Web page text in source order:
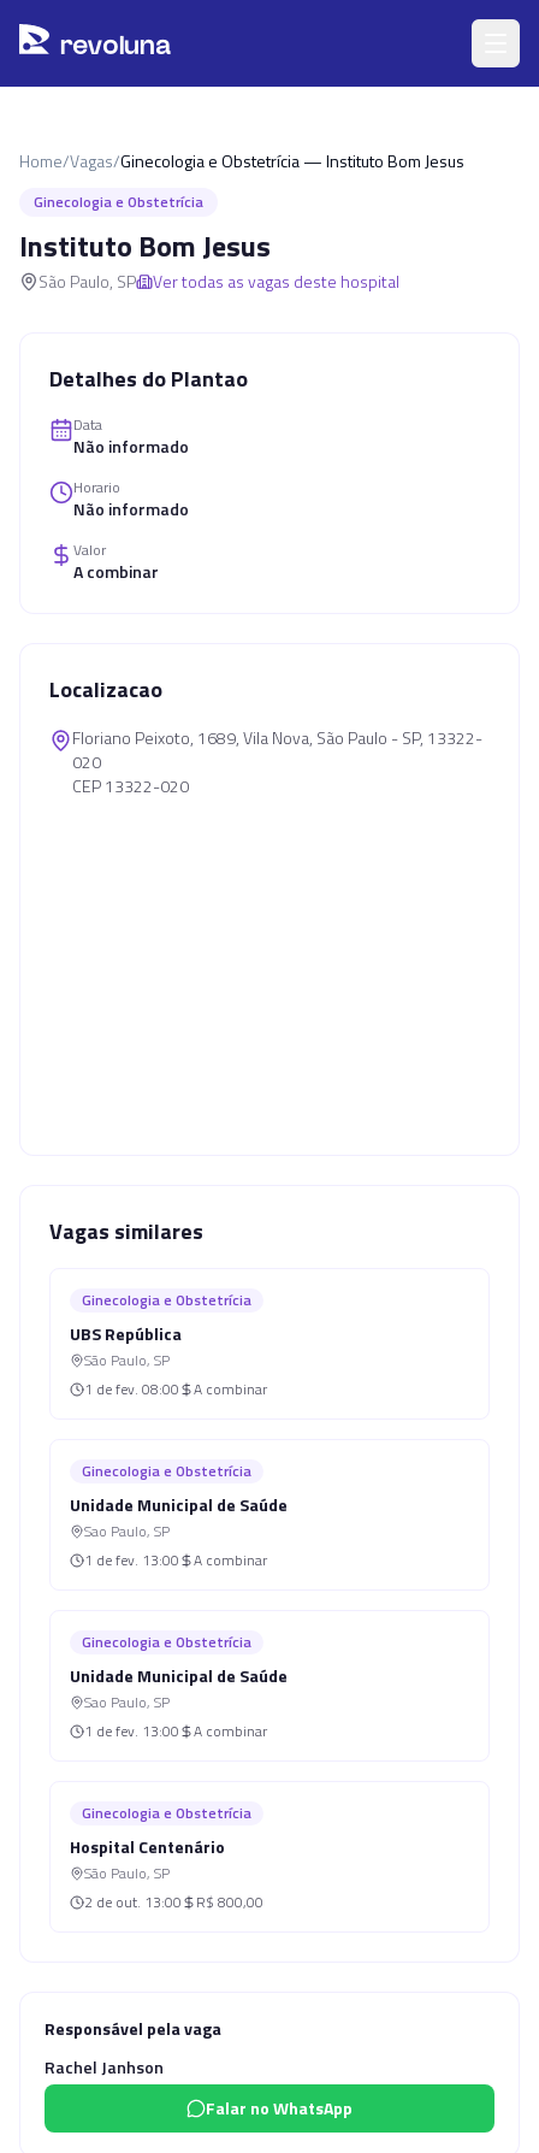
revoluna
Home/Vagas/Ginecologia e Obstetrícia — Instituto Bom Jesus
Ginecologia e Obstetrícia
Instituto Bom Jesus
São Paulo, SP Ver todas as vagas deste hospital
Detalhes do Plantao
Data
Não informado
Horario
Não informado
Valor
A combinar
Localizacao
Floriano Peixoto, 1689, Vila Nova, São Paulo - SP, 13322-
020
CEP 13322-020
Vagas similares
Ginecologia e Obstetrícia
UBS República
São Paulo, SP
1 de fev. 08:00 A combinar
Ginecologia e Obstetrícia
Unidade Municipal de Saúde
Sao Paulo, SP
1 de fev. 13:00 A combinar
Ginecologia e Obstetrícia
Unidade Municipal de Saúde
Sao Paulo, SP
1 de fev. 13:00 A combinar
Ginecologia e Obstetrícia
Hospital Centenário
São Paulo, SP
2 de out. 13:00 R$ 800,00
Responsável pela vaga
Rachel Janhson
Falar no WhatsApp